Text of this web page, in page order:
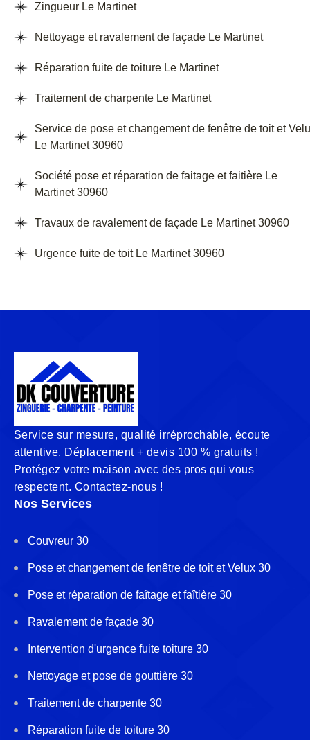
Zingueur Le Martinet
Nettoyage et ravalement de façade Le Martinet
Réparation fuite de toiture Le Martinet
Traitement de charpente Le Martinet
Service de pose et changement de fenêtre de toit et
Le Martinet 30960
Société pose et réparation de faitage et faitière Le
Martinet 30960
Travaux de ravalement de façade Le Martinet 30960
Urgence fuite de toit Le Martinet 30960
Service sur mesure, qualité irréprochable, écoute
attentive. Déplacement + devis 100 % gratuits !
Protégez votre maison avec des pros qui vous
respectent. Contactez-nous !
Nos Services
Couvreur 30
Pose et changement de fenêtre de toit et Velux 30
Pose et réparation de faîtage et faîtière 30
Ravalement de façade 30
Intervention d'urgence fuite toiture 30
Nettoyage et pose de gouttière 30
Traitement de charpente 30
Réparation fuite de toiture 30